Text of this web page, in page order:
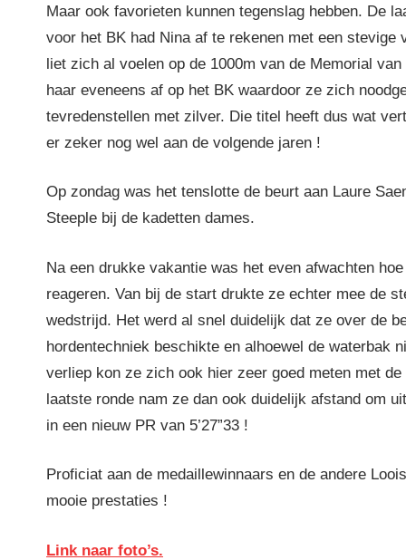
Maar ook favorieten kunnen tegenslag hebben. De
voor het BK had Nina af te rekenen met een stevige
liet zich al voelen op de 1000m van de Memorial
haar eveneens af op het BK waardoor ze zich
tevredenstellen met zilver. Die titel heeft dus wat
er zeker nog wel aan de volgende jaren !
Op zondag was het tenslotte de beurt aan Laure
Steeple bij de kadetten dames.
Na een drukke vakantie was het even afwachten
reageren. Van bij de start drukte ze echter mee de
wedstrijd. Het werd al snel duidelijk dat ze over de
hordentechniek beschikte en alhoewel de waterbak
verliep kon ze zich ook hier zeer goed meten met
laatste ronde nam ze dan ook duidelijk afstand om
in een nieuw PR van 5’27”33 !
Proficiat aan de medaillewinnaars en de andere
mooie prestaties !
Link naar foto’s.